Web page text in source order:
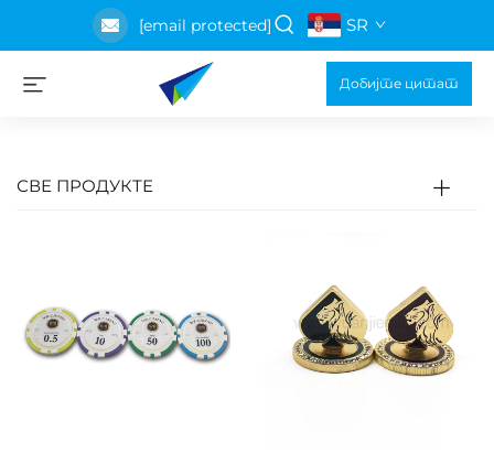
[email protected] SR
Добијте цитат
СВЕ ПРОДУКТЕ